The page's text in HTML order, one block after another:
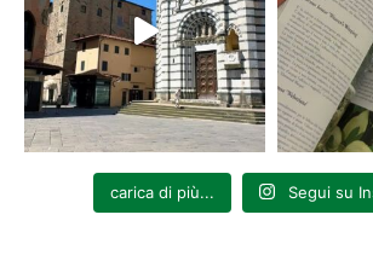
carica di più... Segui su